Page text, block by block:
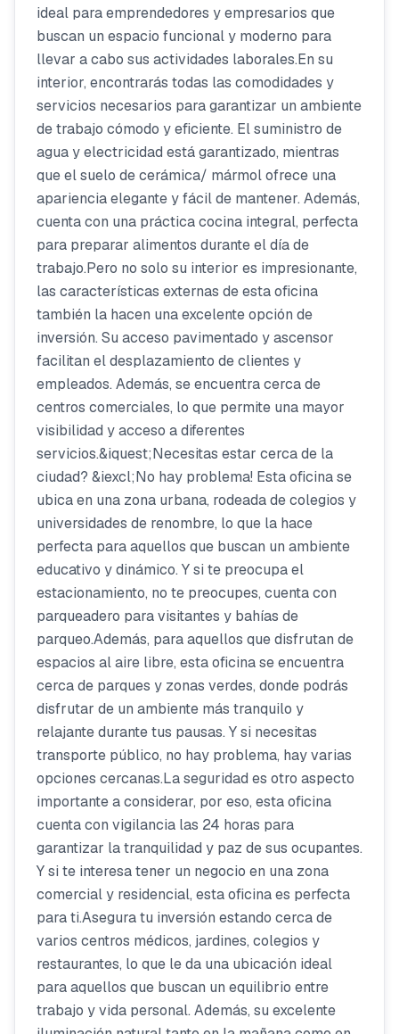
ideal para emprendedores y empresarios que
buscan un espacio funcional y moderno para
llevar a cabo sus actividades laborales.En su
interior, encontrarás todas las comodidades y
servicios necesarios para garantizar un ambiente
de trabajo cómodo y eficiente. El suministro de
agua y electricidad está garantizado, mientras
que el suelo de cerámica/ mármol ofrece una
apariencia elegante y fácil de mantener. Además,
cuenta con una práctica cocina integral, perfecta
para preparar alimentos durante el día de
trabajo.Pero no solo su interior es impresionante,
las características externas de esta oficina
también la hacen una excelente opción de
inversión. Su acceso pavimentado y ascensor
facilitan el desplazamiento de clientes y
empleados. Además, se encuentra cerca de
centros comerciales, lo que permite una mayor
visibilidad y acceso a diferentes
servicios.&iquest;Necesitas estar cerca de la
ciudad? &iexcl;No hay problema! Esta oficina se
ubica en una zona urbana, rodeada de colegios y
universidades de renombre, lo que la hace
perfecta para aquellos que buscan un ambiente
educativo y dinámico. Y si te preocupa el
estacionamiento, no te preocupes, cuenta con
parqueadero para visitantes y bahías de
parqueo.Además, para aquellos que disfrutan de
espacios al aire libre, esta oficina se encuentra
cerca de parques y zonas verdes, donde podrás
disfrutar de un ambiente más tranquilo y
relajante durante tus pausas. Y si necesitas
transporte público, no hay problema, hay varias
opciones cercanas.La seguridad es otro aspecto
importante a considerar, por eso, esta oficina
cuenta con vigilancia las 24 horas para
garantizar la tranquilidad y paz de sus ocupantes.
Y si te interesa tener un negocio en una zona
comercial y residencial, esta oficina es perfecta
para ti.Asegura tu inversión estando cerca de
varios centros médicos, jardines, colegios y
restaurantes, lo que le da una ubicación ideal
para aquellos que buscan un equilibrio entre
trabajo y vida personal. Además, su excelente